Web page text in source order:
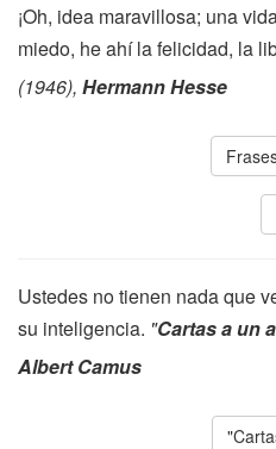
¡Oh, idea maravillosa; una
miedo, he ahí la felicidad, la
(1946), Hermann Hesse
Ustedes no tienen nada que
su inteligencia. "Cartas a un
Albert Camus